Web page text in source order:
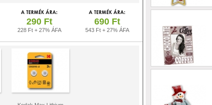
290 Ft
228 Ft + 27% ÁFA
690 Ft
543 Ft + 27% ÁFA